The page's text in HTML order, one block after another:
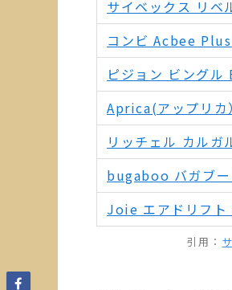
サイベックス リベ
コンビ Acbee
ピジョン ビング
Aprica(アップリカ
リッチェル カルガ
bugaboo バガブー
Joie エアドリフト
引用：